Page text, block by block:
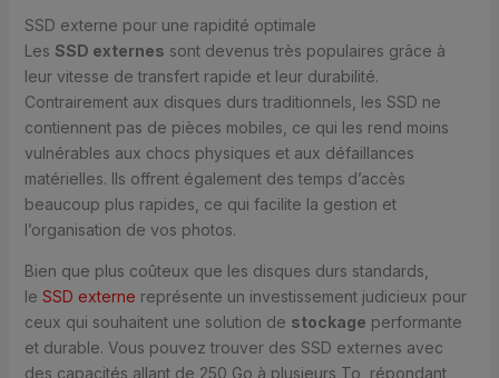
SSD externe pour une rapidité optimale
Les SSD externes sont devenus très populaires grâce à
leur vitesse de transfert rapide et leur durabilité.
Contrairement aux disques durs traditionnels, les SSD ne
contiennent pas de pièces mobiles, ce qui les rend moins
vulnérables aux chocs physiques et aux défaillances
matérielles. Ils offrent également des temps d’accès
beaucoup plus rapides, ce qui facilite la gestion et
l’organisation de vos photos.
Bien que plus coûteux que les disques durs standards,
le SSD externe représente un investissement judicieux pour
ceux qui souhaitent une solution de stockage performante
et durable. Vous pouvez trouver des SSD externes avec
des capacités allant de 250 Go à plusieurs To, répondant